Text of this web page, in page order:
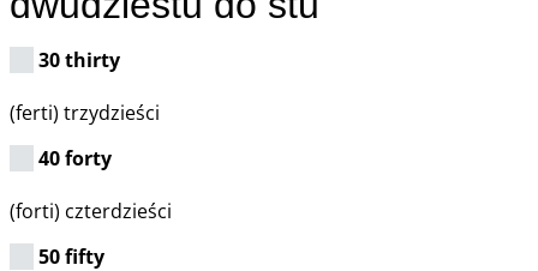
30 thirty
(ferti) trzydzieści
40 forty
(forti) czterdzieści
50 fifty